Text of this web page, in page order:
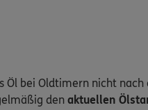
bei Oldtimern nicht
den aktuellen